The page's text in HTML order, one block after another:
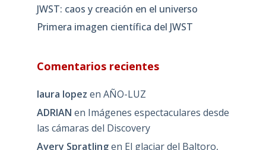
JWST: caos y creación en el universo
Primera imagen científica del JWST
Comentarios recientes
laura lopez en AÑO-LUZ
ADRIAN en Imágenes espectaculares desde
las cámaras del Discovery
Avery Spratlingen El glaciar del Baltoro,